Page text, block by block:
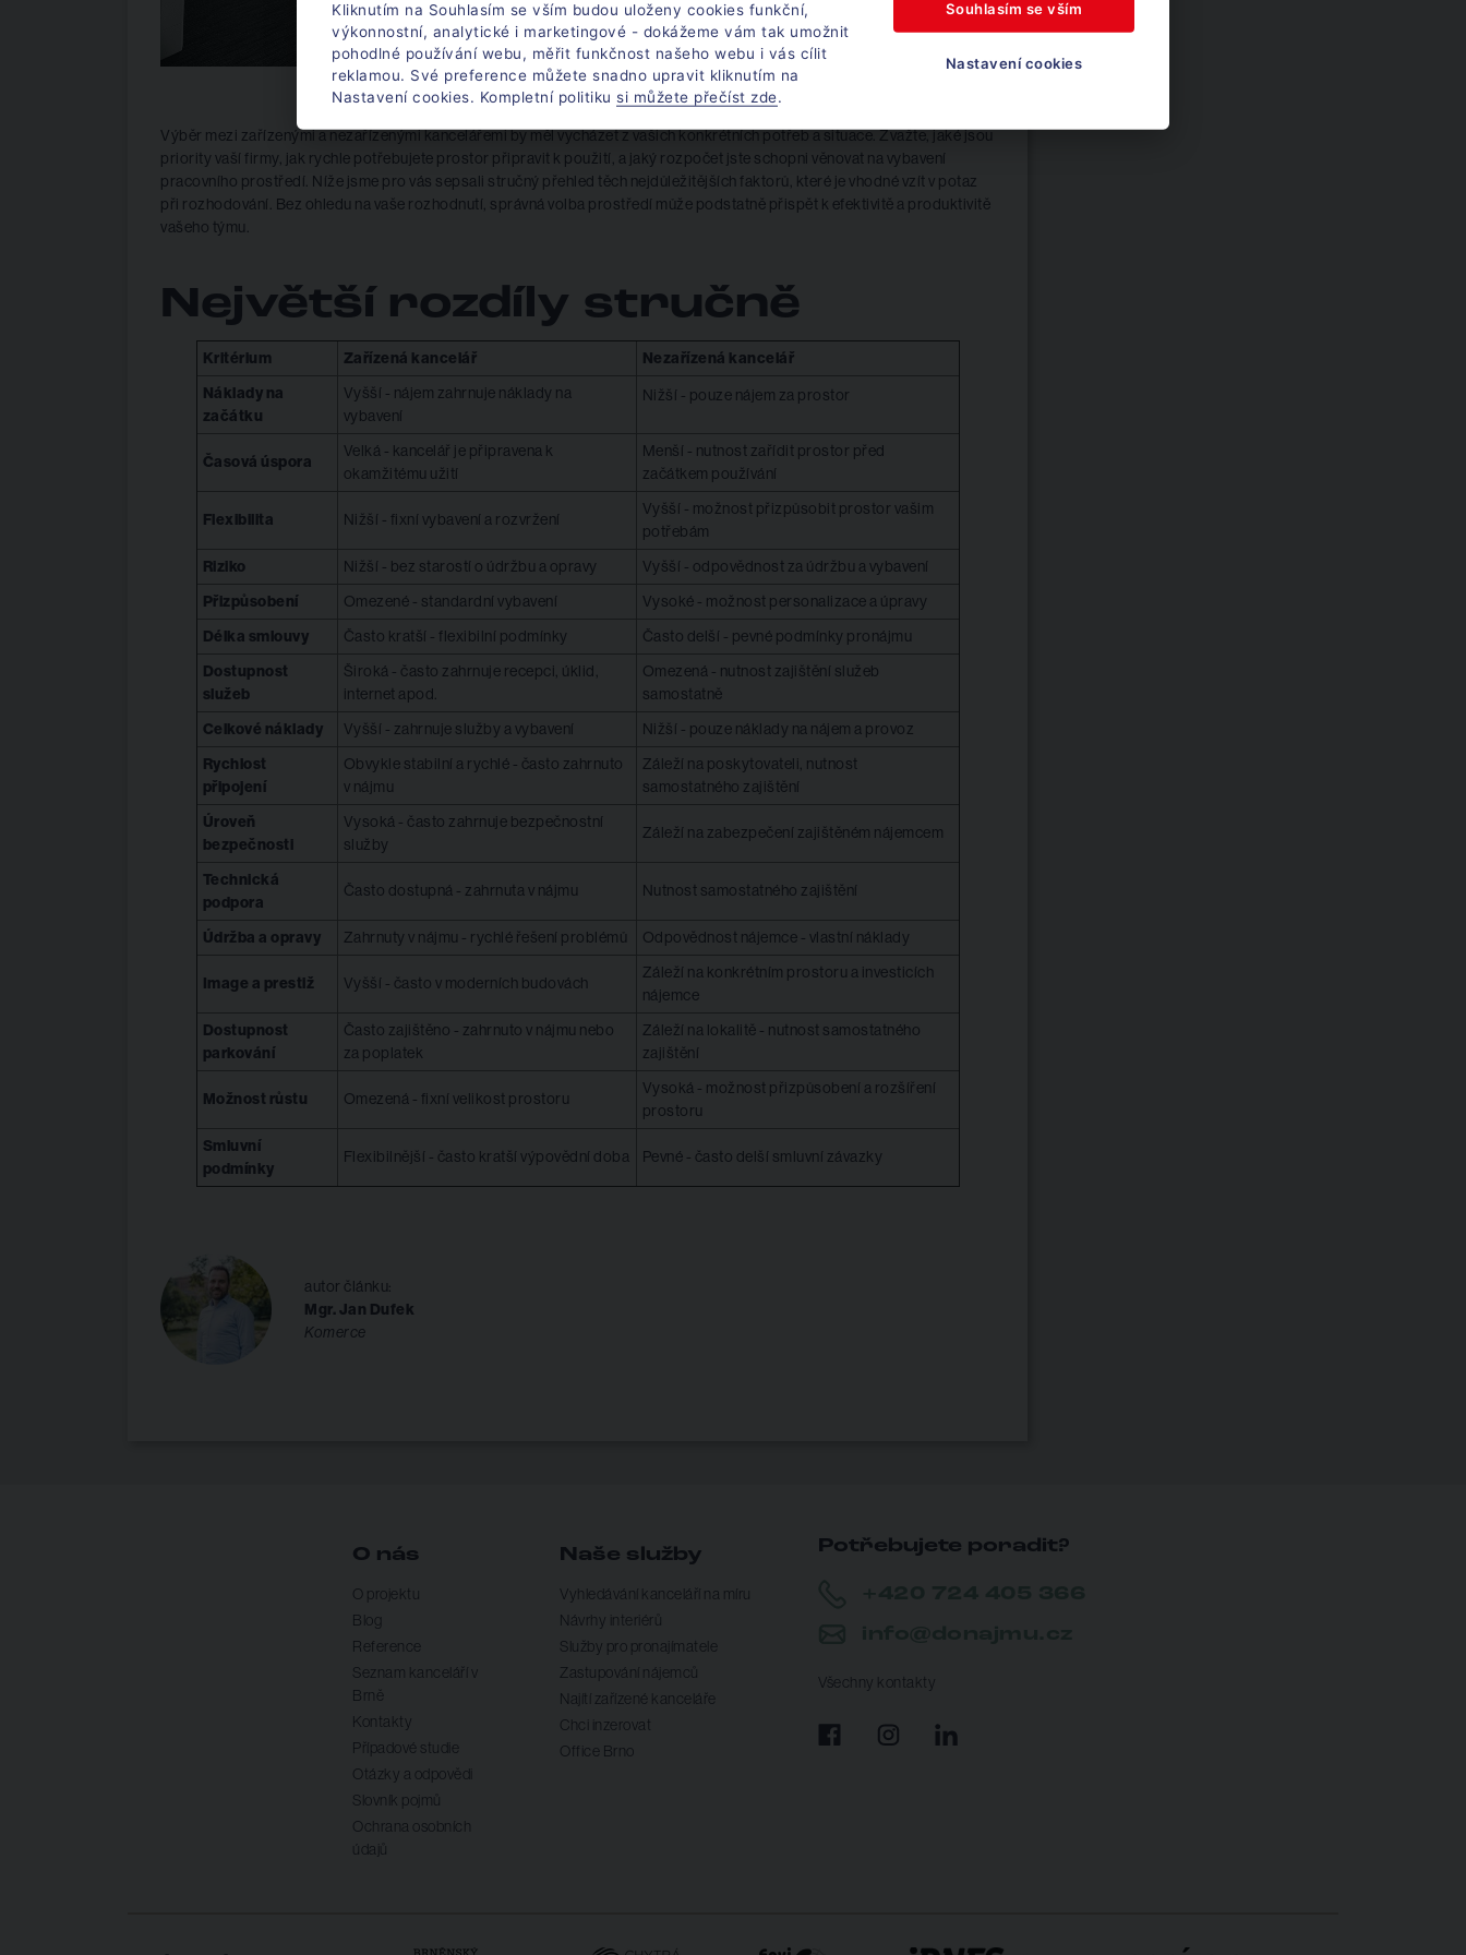
Výběr mezi zařízenými a nezařízenými kancelářemi by měl vycházet z vašich konkrétních potřeb a situace. Zvažte, jaké jsou
priority vaší firmy, jak rychle potřebujete prostor připravit k použití, a jaký rozpočet jste schopni věnovat na vybavení
pracovního prostředí. Níže jsme pro vás sepsali stručný přehled těch nejdůležitějších faktorů, které je vhodné vzít v potaz
při rozhodování. Bez ohledu na vaše rozhodnutí, správná volba prostředí může podstatně přispět k efektivitě a produktivitě
vašeho týmu.
Největší rozdíly stručně
Kritérium Zařízená kancelář
Nezařízená kancelář
Náklady na
začátku
Vyšší - nájem zahrnuje náklady na
vybavení
Nižší - pouze nájem za prostor
Časová úspora
Velká - kancelář je připravena k
okamžitému užití
Menší - nutnost zařídit prostor před
začátkem používání
Flexibilita Nižší - fixní vybavení a rozvržení
Vyšší - možnost přizpůsobit prostor vašim
potřebám
Riziko Nižší - bez starostí o údržbu a opravy Vyšší - odpovědnost za údržbu a vybavení
Přizpůsobení Omezené - standardní vybavení Vysoké - možnost personalizace a úpravy
Délka smlouvy Často kratší - flexibilní podmínky Často delší - pevné podmínky pronájmu
Dostupnost
služeb
Široká - často zahrnuje recepci, úklid,
internet apod.
Omezená - nutnost zajištění služeb
samostatně
Celkové náklady Vyšší - zahrnuje služby a vybavení Nižší - pouze náklady na nájem a provoz
Rychlost
připojení
Obvykle stabilní a rychlé - často zahrnuto
v nájmu
Záleží na poskytovateli, nutnost
samostatného zajištění
Úroveň
bezpečnosti
Vysoká - často zahrnuje bezpečnostní
služby
Záleží na zabezpečení zajištěném nájemcem
Technická
podpora
Často dostupná - zahrnuta v nájmu Nutnost samostatného zajištění
Údržba a opravy Zahrnuty v nájmu - rychlé řešení problémů Odpovědnost nájemce - vlastní náklady
Image a prestiž Vyšší - často v moderních budovách
Záleží na konkrétním prostoru a investicích
nájemce
Dostupnost
parkování
Často zajištěno - zahrnuto v nájmu nebo
za poplatek
Záleží na lokalitě - nutnost samostatného
zajištění
Možnost růstu Omezená - fixní velikost prostoru
Vysoká - možnost přizpůsobení a rozšíření
prostoru
Smluvní
podmínky
Flexibilnější - často kratší výpovědní doba Pevné - často delší smluvní závazky
autor článku:
Mgr. Jan Dufek
Komerce
O nás
O projektu
Blog
Reference
Seznam kanceláří v
Brně
Kontakty
Případové studie
Otázky a odpovědi
Slovník pojmů
Ochrana osobních
údajů
Naše služby
Vyhledávání kanceláří na míru
Návrhy interiérů
Služby pro pronajímatele
Zastupování nájemců
Najítí zařízené kanceláře
Chci inzerovat
Office Brno
Potřebujete poradit?
Všechny kontakty
Kliknutím na Souhlasím se vším budou uloženy cookies funkční,
výkonnostní, analytické i marketingové - dokážeme vám tak umožnit
pohodlné používání webu, měřit funkčnost našeho webu i vás cílit
reklamou. Své preference můžete snadno upravit kliknutím na
Nastavení cookies. Kompletní politiku si můžete přečíst zde.
Souhlasím se vším
Nastavení cookies